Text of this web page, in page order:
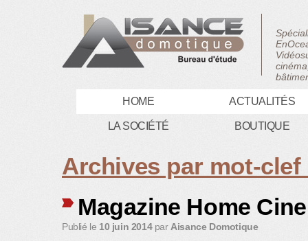
HOME ACTUALITÉS
LA SOCIÉTÉ BOUTIQUE
Archives par mot-
Magazine Home
Publié le 10 juin 2014 par Aisance Domotique